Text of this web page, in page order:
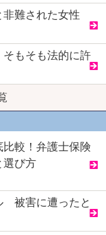
非難された女性
もそも法的に許
比較！弁護士保険
選び方
被害に遭ったと